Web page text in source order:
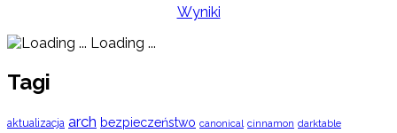
Wyniki
Loading ...
Tagi
aktualizacja arch bezpieczeństwo canonical cinnamon darktable